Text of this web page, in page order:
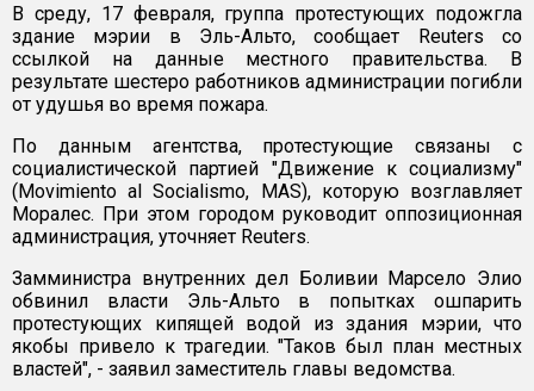
В среду, 17 февраля, группа протестующих подожгла
здание мэрии в Эль-Альто, сообщает Reuters со
ссылкой на данные местного правительства. В
результате шестеро работников администрации погибли
от удушья во время пожара.
По данным агентства, протестующие связаны с
социалистической партией "Движение к социализму"
(Movimiento al Socialismo, MAS), которую возглавляет
Моралес. При этом городом руководит оппозиционная
администрация, уточняет Reuters.
Замминистра внутренних дел Боливии Марсело Элио
обвинил власти Эль-Альто в попытках ошпарить
протестующих кипящей водой из здания мэрии, что
якобы привело к трагедии. "Таков был план местных
властей", - заявил заместитель главы ведомства.